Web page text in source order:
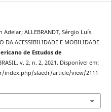
Adelar; ALLEBRANDT, Sérgio Luís.
DA ACESSIBILIDADE E MOBILIDADE
de Estudos de
v. 2, n. 2, 2021. Disponível em:
index.php/slaedr/article/view/2111